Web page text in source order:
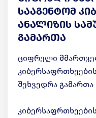
სააგენტომ
ანალიზის
გამართა
ციფრული
შეხვედრა გამართა